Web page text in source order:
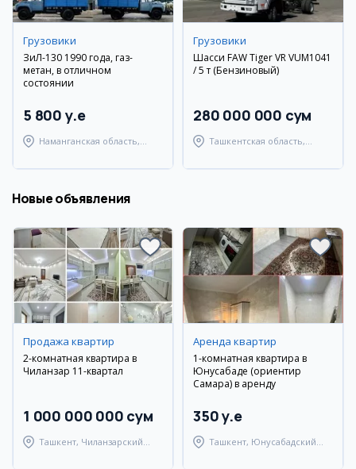
Грузовики
ЗиЛ-130 1990 года, газ-
метан, в отличном
состоянии
5 800 y.e
Наманганская область,
Грузовики
Шасси FAW Tiger VR VUM1041
/ 5 т (Бензиновый)
280 000 000 сум
Ташкентская область,
Новые объявления
Продажа квартир
2-комнатная квартира в
Чиланзар 11-квартал
1 000 000 000 сум
Ташкент, Чиланзарский
Аренда квартир
1-комнатная квартира в
Юнусабаде (ориентир
Самара) в аренду
350 y.e
Ташкент, Юнусабадский